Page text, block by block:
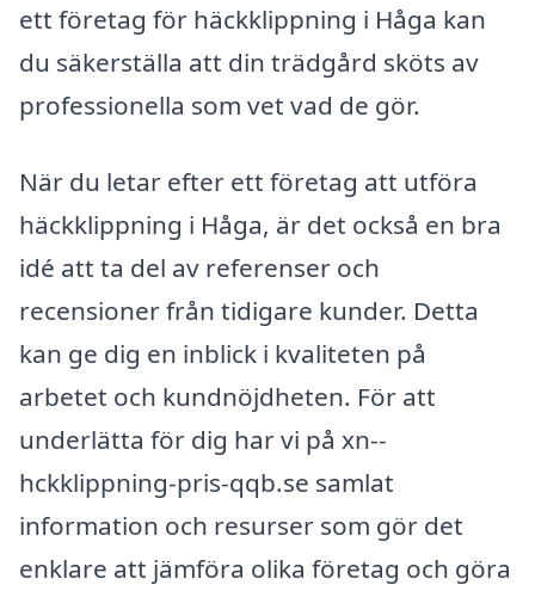
ett företag för häckklippning i Håga kan
du säkerställa att din trädgård sköts av
professionella som vet vad de gör.
När du letar efter ett företag att utföra
häckklippning i Håga, är det också en bra
idé att ta del av referenser och
recensioner från tidigare kunder. Detta
kan ge dig en inblick i kvaliteten på
arbetet och kundnöjdheten. För att
underlätta för dig har vi på xn--
hckklippning-pris-qqb.se samlat
information och resurser som gör det
enklare att jämföra olika företag och göra